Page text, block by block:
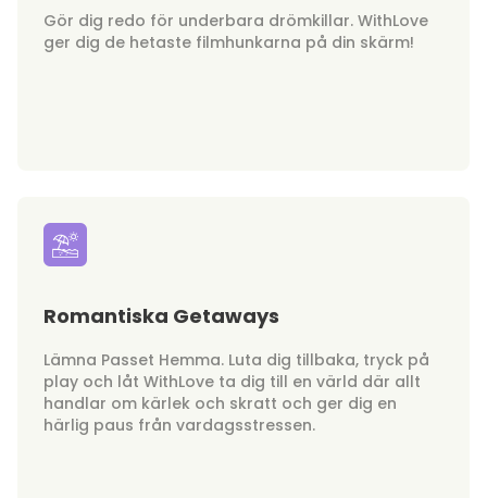
Gör dig redo för underbara drömkillar. WithLove
ger dig de hetaste filmhunkarna på din skärm!
Romantiska Getaways
Lämna Passet Hemma. Luta dig tillbaka, tryck på
play och låt WithLove ta dig till en värld där allt
handlar om kärlek och skratt och ger dig en
härlig paus från vardagsstressen.